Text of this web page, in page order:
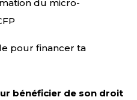
du micro-
pour financer ta
bénéficier de son droit